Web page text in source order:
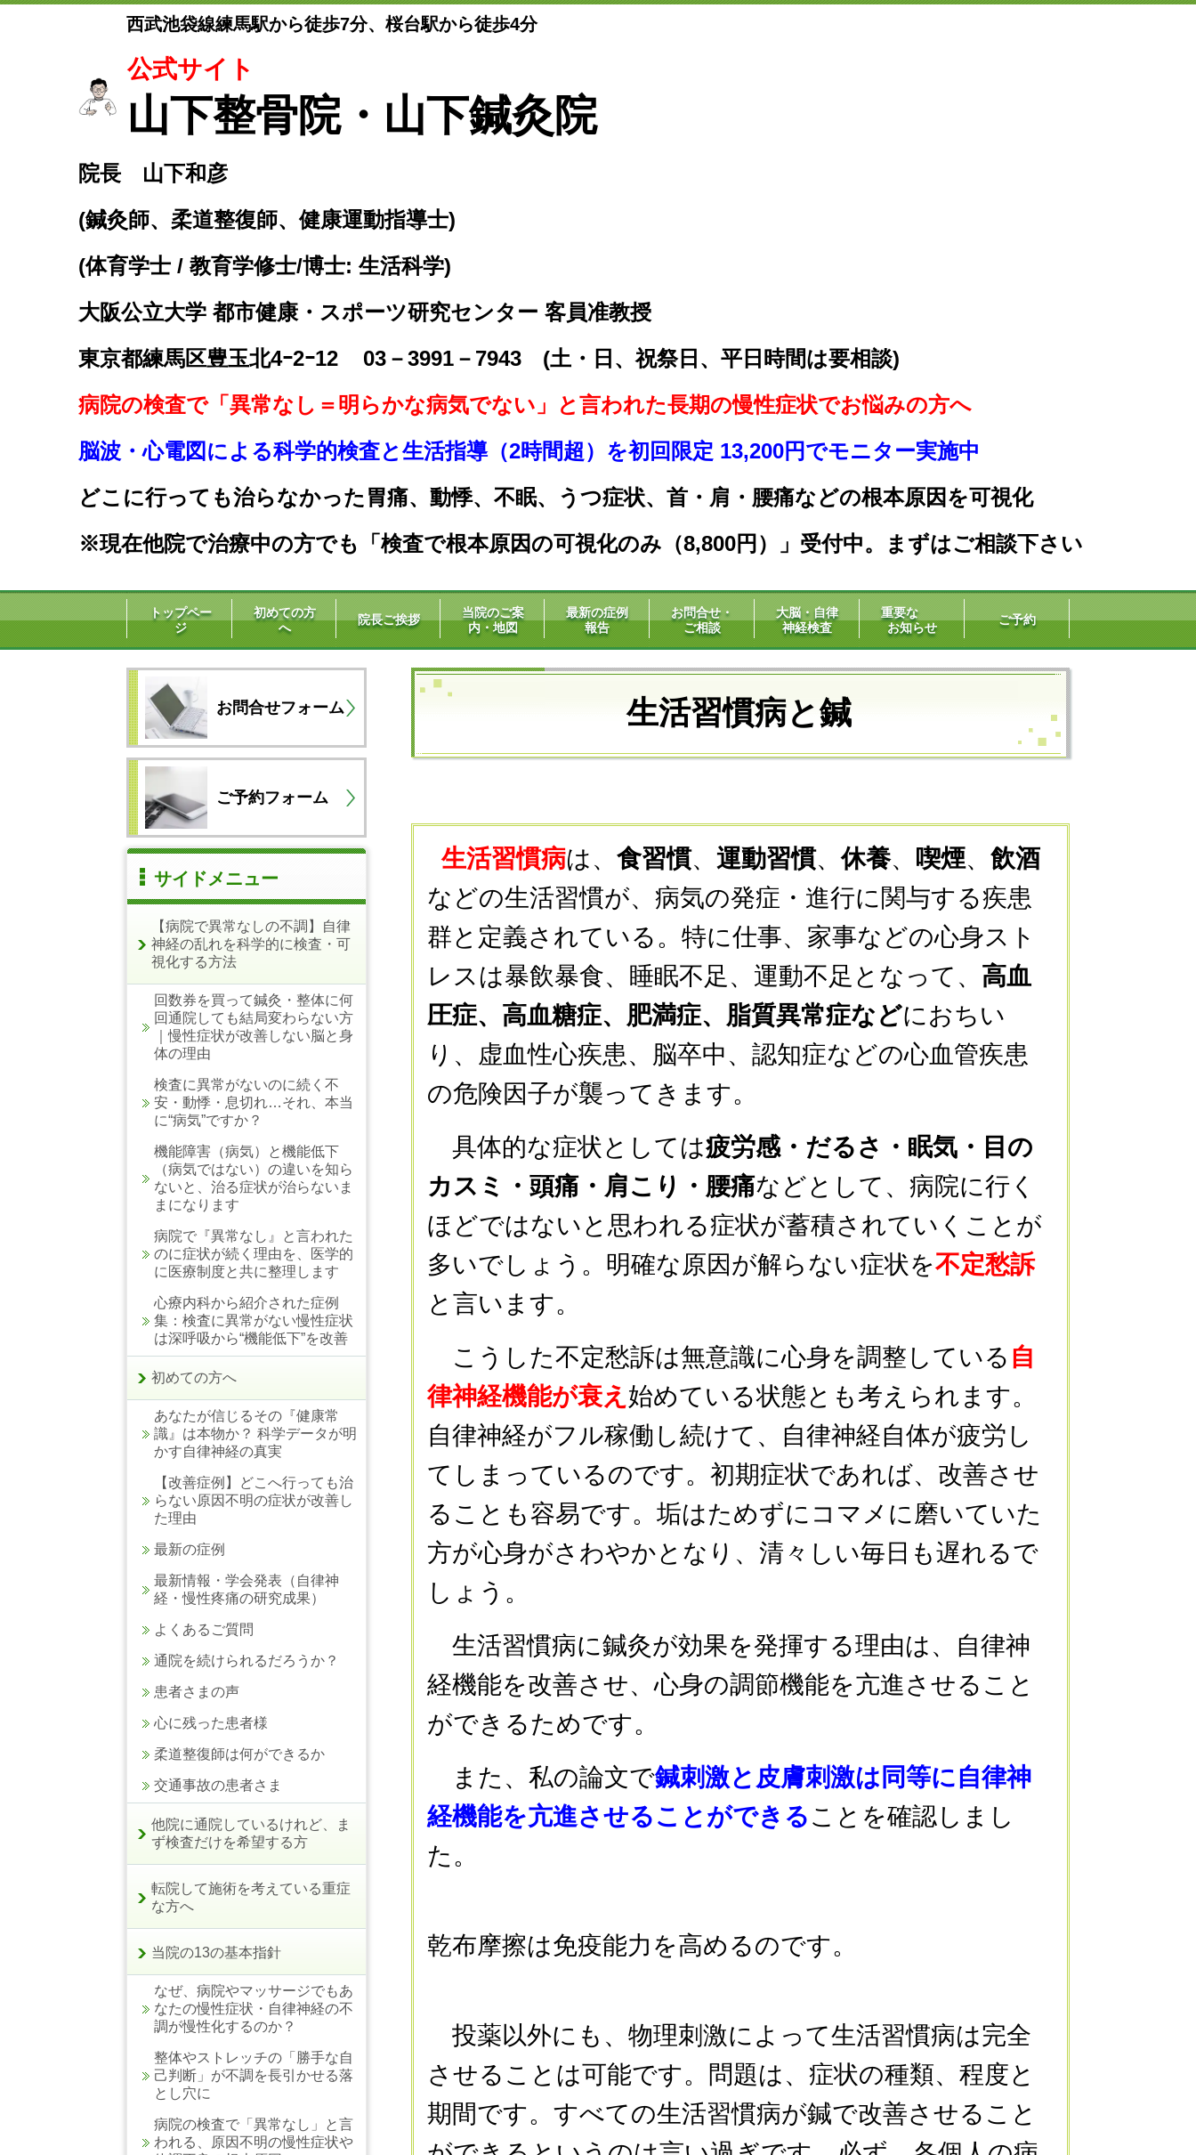
西武池袋線練馬駅から徒歩7分、桜台駅から徒歩4分
公式サイト
山下整骨院・山下鍼灸院
院長 山下和彦
(鍼灸師、柔道整復師、健康運動指導士)
(体育学士 / 教育学修士/博士: 生活科学)
大阪公立大学 都市健康・スポーツ研究センター 客員准教授
東京都練馬区豊玉北4ｰ2ｰ12
03－3991－7943 (土・日、祝祭日、平日時間は要相談)
病院の検査で「異常なし＝明らかな病気でない」と言われた長期の慢性症状でお悩みの方へ
脳波・心電図による科学的検査と生活指導（2時間超）を初回限定 13,200円でモニター実施中
どこに行っても治らなかった胃痛、動悸、不眠、うつ症状、 首・肩・腰痛などの根本原因を可視化
※現在他院で治療中の方でも「検査で根本原因の可視化のみ（8,800円）」受付中。まずはご相談下さい
トップペー
ジ
初めての方
へ
院長ご挨拶
当院のご案
内・地図
最新の症例
報告
お問合せ・
ご相談
大脳・自律
神経検査
重要な
お知らせ
ご予約
生活習慣病と鍼
生活習慣病は、 食習慣、 運動習慣、休養、 喫煙、 飲酒
などの生活習慣が、病気の発症・進行に関与する疾患
群と定義されている。特に仕事、家事などの心身スト
レスは暴飲暴食、睡眠不足、運動不足となって、 高血
圧症、高血糖症、肥満症、脂質異常症などにおちい
り、虚血性心疾患、脳卒中、 認知症などの心血管疾患
の危険因子が襲ってきます。
具体的な症状としては疲労感・だるさ・眠気・目の
カスミ・頭痛・肩こり・腰痛などとして、病院に行く
ほどではないと思われる症状が蓄積されていくことが
多いでしょう。明確な原因が解らない症状を不定愁訴
と言います。
こうした不定愁訴は無意識に心身を調整している 自
律神経機能が衰え 始めている状態とも考えられます。
自律神経がフル稼働し続けて、自律神経自体が疲労し
てしまっているのです。初期症状であれば、改善させ
ることも容易です。垢はためずにコマメに磨いていた
方が心身がさわやかとなり、清々しい毎日も遅れるで
しょう。
生活習慣病に鍼灸が効果を発揮する理由は、自律神
経機能を改善させ、心身の調節機能を亢進させること
ができるためです。
また、私の論文で鍼刺激と皮膚刺激は同等に自律神
経機能を亢進させることができることを確認しまし
た。
乾布摩擦は免疫能力を高めるのです。
投薬以外にも、物理刺激によって生活習慣病は完全
させることは可能です。問題は、症状の種類、程度と
期間です。すべての生活習慣病が鍼で改善させること
お問合せフォーム
ご予約フォーム
サイドメニュー
【病院で異常なしの不調】自律
神経の乱れを科学的に検査・可
視化する方法
回数券を買って鍼灸・整体に何
回通院しても結局変わらない方
｜慢性症状が改善しない脳と身
体の理由
検査に異常がないのに続く不
安・動悸・息切れ…それ、本当
に“病気”ですか？
機能障害（病気）と機能低下
（病気ではない）の違いを知ら
ないと、治る症状が治らないま
まになります
病院で『異常なし』と言われた
のに症状が続く理由を、医学的
に医療制度と共に整理します
心療内科から紹介された症例
集：検査に異常がない慢性症状
は深呼吸から“機能低下”を改善
初めての方へ
あなたが信じるその『健康常
識』は本物か？ 科学データが明
かす自律神経の真実
【改善症例】どこへ行っても治
らない原因不明の症状が改善し
た理由
最新の症例
最新情報・学会発表（自律神
経・慢性疼痛の研究成果）
よくあるご質問
通院を続けられるだろうか？
患者さまの声
心に残った患者様
柔道整復師は何ができるか
交通事故の患者さま
他院に通院しているけれど、ま
ず検査だけを希望する方
転院して施術を考えている重症
な方へ
当院の13の基本指針
なぜ、病院やマッサージでもあ
なたの慢性症状・自律神経の不
調が慢性化するのか？
整体やストレッチの「勝手な自
己判断」が不調を長引かせる落
とし穴に
病院の検査で「異常なし」と言
われる、原因不明の慢性症状や